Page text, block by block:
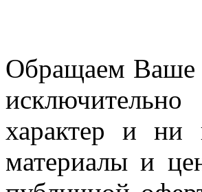
Обращаем Ваше
характер и ни
материалы и